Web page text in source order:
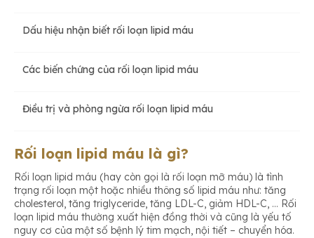
Dấu hiệu nhận biết rối loạn lipid máu
Các biến chứng của rối loạn lipid máu
Điều trị và phòng ngừa rối loạn lipid máu
Rối loạn lipid máu là gì?
Rối loạn lipid máu (hay còn gọi là rối loạn mỡ máu) là tình
trạng rối loạn một hoặc nhiều thông số lipid máu như: tăng
cholesterol, tăng triglyceride, tăng LDL-C, giảm HDL-C, … Rối
loạn lipid máu thường xuất hiện đồng thời và cũng là yếu tố
nguy cơ của một số bệnh lý tim mạch, nội tiết – chuyển hóa.